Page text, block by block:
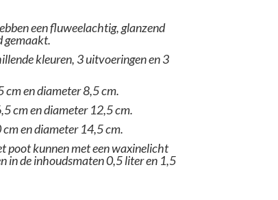
een fluweelachtig, glanzend
gemaakt.
kleuren, 3 uitvoeringen en 3
cm en diameter 8,5 cm.
cm en diameter 12,5 cm.
en diameter 14,5 cm.
poot kunnen met een waxinelicht
in de inhoudsmaten 0,5 liter en 1,5